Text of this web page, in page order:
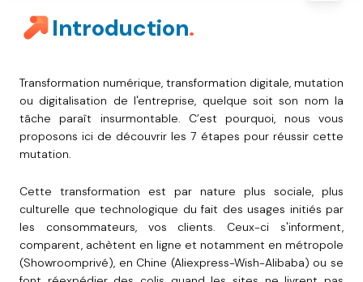
Introduction.
Transformation numérique, transformation digitale, mutation
ou digitalisation de l'entreprise, quelque soit son nom la
tâche paraît insurmontable. C’est pourquoi, nous vous
proposons ici de découvrir les 7 étapes pour réussir cette
mutation.
Cette transformation est par nature plus sociale, plus
culturelle que technologique du fait des usages initiés par
les consommateurs, vos clients. Ceux-ci s'informent,
comparent, achètent en ligne et notamment en métropole
(Showroomprivé), en Chine (Aliexpress-Wish-Alibaba) ou se